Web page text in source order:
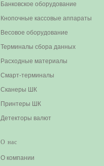
Банковское оборудование
Кнопочные кассовые аппараты
Весовое оборудование
Терминалы сбора данных​
Расходные материалы
Смарт-терминалы
Сканеры ШК
Принтеры ШК
Детекторы валют
О нас
О компании